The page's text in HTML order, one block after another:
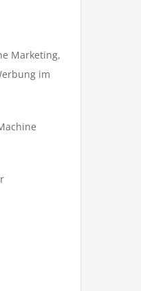
Marketing,
im